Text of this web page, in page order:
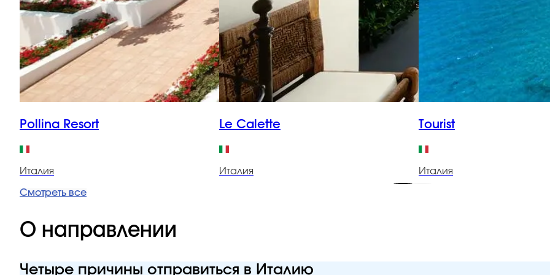
Pollina Resort
Италия
Le Calette
Италия
Tourist
Италия
Смотреть все
О направлении
Четыре причины отправиться в Италию